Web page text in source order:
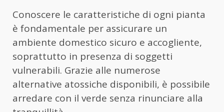
Conoscere le caratteristiche di ogni pianta
è fondamentale per assicurare un
ambiente domestico sicuro e accogliente,
soprattutto in presenza di soggetti
vulnerabili. Grazie alle numerose
alternative atossiche disponibili, è possibile
arredare con il verde senza rinunciare alla